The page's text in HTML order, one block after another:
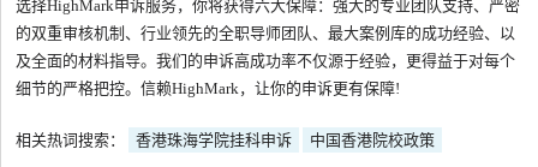
选择HighMark申诉服务，你将获得六大保障：强大的专业团队支持、严密
的双重审核机制、行业领先的全职导师团队、最大案例库的成功经验、以
及全面的材料指导。我们的申诉高成功率不仅源于经验，更得益于对每个
细节的严格把控。信赖HighMark，让你的申诉更有保障!
相关热词搜索： 香港珠海学院挂科申诉 中国香港院校政策